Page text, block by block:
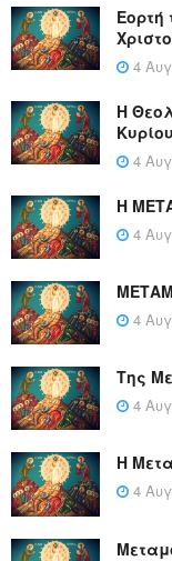
4
Η
Κυρίου
4
Η
4
4
Της
4
Η
4